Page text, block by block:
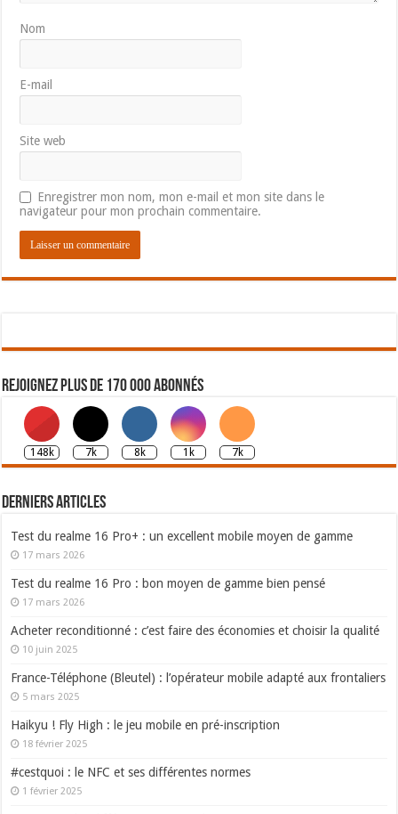
Nom
E-mail
Site web
Enregistrer mon nom, mon e-mail et mon site dans le
navigateur pour mon prochain commentaire.
Rejoignez plus de 170 000 abonnés
148k 7k 8k 1k 7k
Derniers articles
Test du realme 16 Pro+ : un excellent mobile moyen de gamme
17 mars 2026
Test du realme 16 Pro : bon moyen de gamme bien pensé
17 mars 2026
Acheter reconditionné : c’est faire des économies et choisir la qualité
10 juin 2025
France-Téléphone (Bleutel) : l’opérateur mobile adapté aux frontaliers
5 mars 2025
Haikyu ! Fly High : le jeu mobile en pré-inscription
18 février 2025
#cestquoi : le NFC et ses différentes normes
1 février 2025